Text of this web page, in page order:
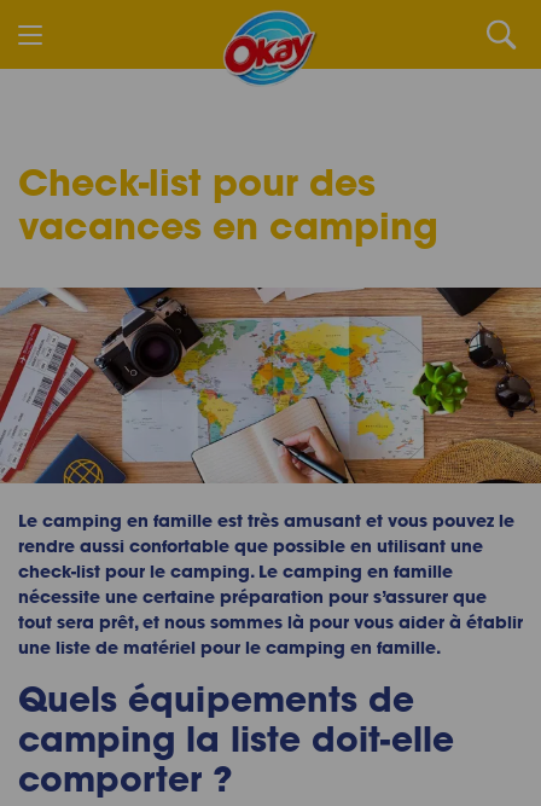
Check-list pour des
vacances en camping
Le camping en famille est très amusant et vous pouvez le
rendre aussi confortable que possible en utilisant une
check-list pour le camping. Le camping en famille
nécessite une certaine préparation pour s’assurer que
tout sera prêt, et nous sommes là pour vous aider à établir
une liste de matériel pour le camping en famille.
Quels équipements de
camping la liste doit-elle
comporter ?